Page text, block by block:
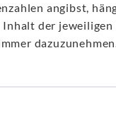
angibst,
Inhalt der